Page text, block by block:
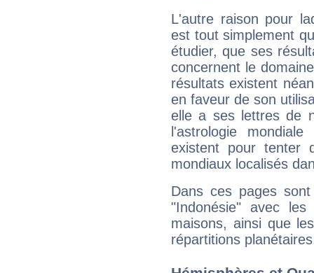
L'autre raison pour
est tout simplement
étudier, que ses
concernent le
résultats existent
en faveur de son
elle a ses lettres de
l'astrologie
existent pour tenter
mondiaux localisés
Dans ces pages
"Indonésie" avec
maisons, ainsi que
répartitions